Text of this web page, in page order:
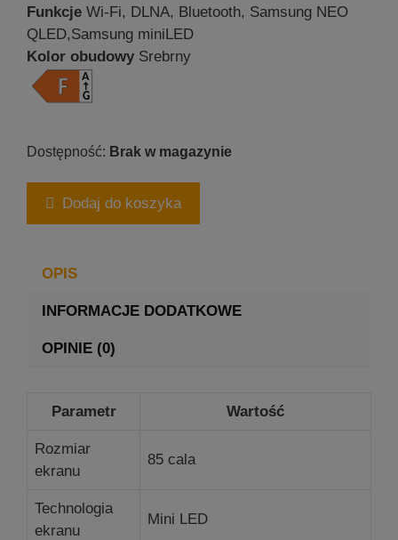
Funkcje Wi-Fi, DLNA, Bluetooth, Samsung NEO
QLED,Samsung miniLED
Kolor obudowy Srebrny
Brak w magazynie
Dodaj do koszyka
OPIS
INFORMACJE DODATKOWE
OPINIE (0)
Parametr Wartość
Rozmiar
ekranu
85 cala
Technologia
ekranu
Mini LED